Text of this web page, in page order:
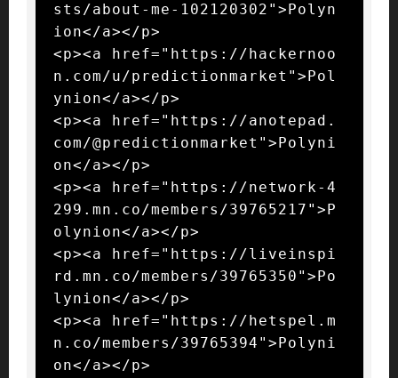
sts/about-me-102120302">Polyn
ion</a></p>
<p><a href="https://hackernoo
n.com/u/predictionmarket">Pol
ynion</a></p>
<p><a href="https://anotepad.
com/@predictionmarket">Polyni
on</a></p>
<p><a href="https://network-4
299.mn.co/members/39765217">P
olynion</a></p>
<p><a href="https://liveinspi
rd.mn.co/members/39765350">Po
lynion</a></p>
<p><a href="https://hetspel.m
n.co/members/39765394">Polyni
on</a></p>